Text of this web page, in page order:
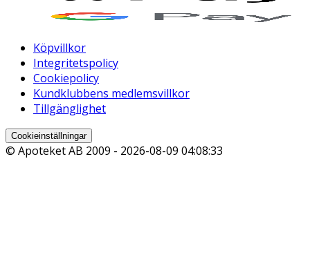
Köpvillkor
Integritetspolicy
Cookiepolicy
Kundklubbens medlemsvillkor
Tillgänglighet
Cookieinställningar
© Apoteket AB 2009 - 2026-08-09 04:08:33